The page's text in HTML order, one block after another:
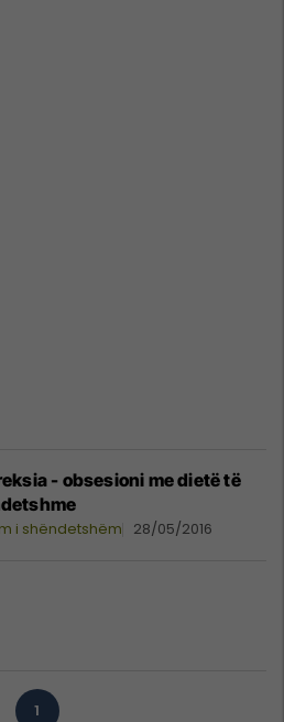
- obsesioni me dietë të
i shëndetshëm 28/05/2016
1